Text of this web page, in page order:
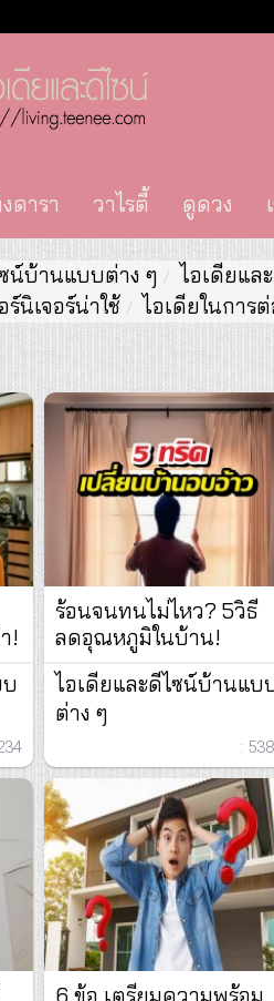
ดารา วาไรตี้ ดูดวง
น์บ้านแบบต่าง ๆ ไอเดียแล
ร์นิเจอร์น่าใช้ ไอเดียในการ
!
ร้อนจนทนไม่ไหว? 5วิธี
ลดอุณหภูมิในบ้าน!
ไอเดียและดีไซน์บ้านแบ
ต่าง ๆ
: